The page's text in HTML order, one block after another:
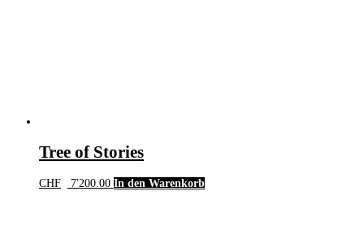
Tree of Stories
CHF 7'200.00 In den Warenkorb